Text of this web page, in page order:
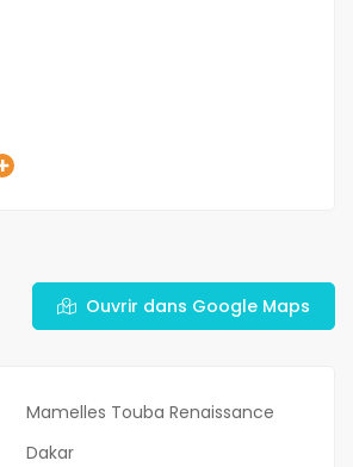
Ouvrir dans Google Maps
Mamelles Touba Renaissance
Dakar